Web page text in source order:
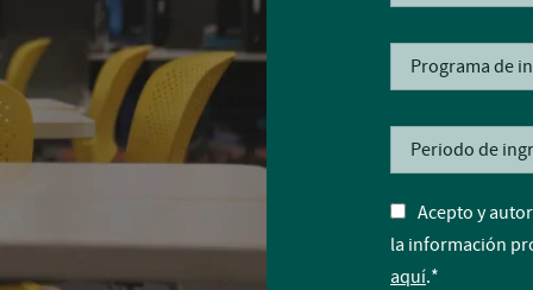
Acepto y
la información
aquí.*